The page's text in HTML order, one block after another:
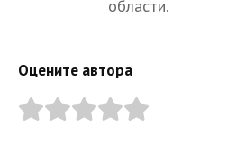
области.
Оцените автора